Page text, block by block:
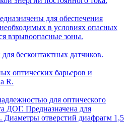
для обеспечения
в условиях опасных
взрывоопасные зоны.
бесконтактных датчиков.
оптических барьеров и
R.
для оптического
ДОГ. Предназначена для
Диаметры отверстий диафрагм 1,5